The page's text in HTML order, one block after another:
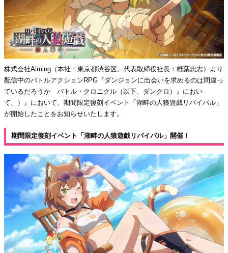
株式会社Aiming（本社：東京都渋谷区、代表取締役社長：椎葉忠志）より
配信中のバトルアクションRPG『ダンジョンに出会いを求めるのは間違っ
ているだろうか バトル・クロニクル（以下、ダンクロ）』におい
て、）』において、期間限定復刻イベント「湖畔の人狼遊戯リバイバル」
が開始したことをお知らせいたします。
期間限定復刻イベント「湖畔の人狼遊戯リバイバル」開催！